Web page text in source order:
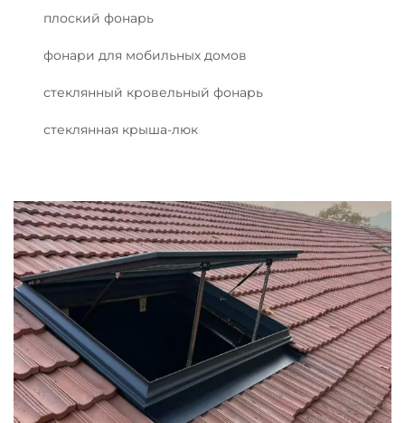
плоский фонарь
фонари для мобильных домов
стеклянный кровельный фонарь
стеклянная крыша-люк